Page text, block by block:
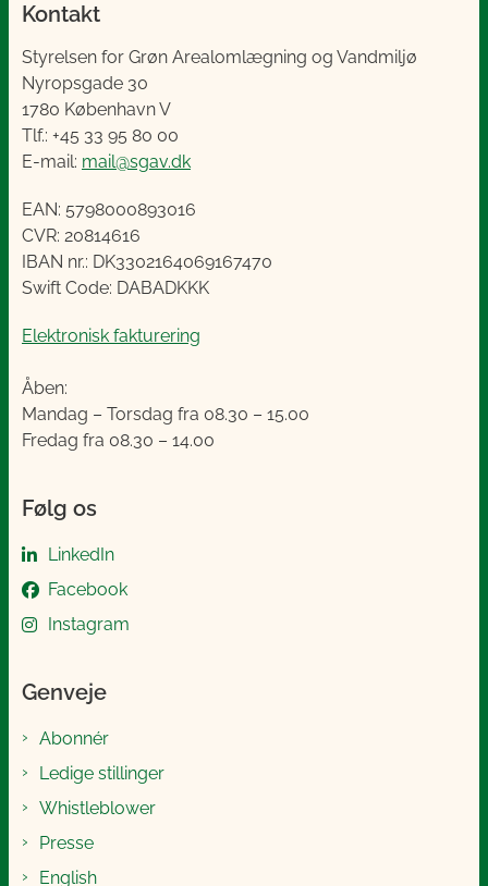
Kontakt
Styrelsen for Grøn Arealomlægning og Vandmiljø
Nyropsgade 30
1780 København V
Tlf.: +45 33 95 80 00
E-mail: mail@sgav.dk
EAN: 5798000893016
CVR: 20814616
IBAN nr.: DK3302164069167470
Swift Code: DABADKKK
Elektronisk fakturering
Åben:
Mandag – Torsdag fra 08.30 – 15.00
Fredag fra 08.30 – 14.00
Følg os
LinkedIn
Facebook
Instagram
Genveje
Abonnér
Ledige stillinger
Whistleblower
Presse
English